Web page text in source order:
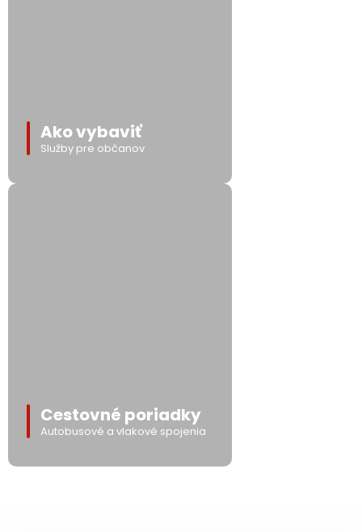
Ako vybaviť
Služby pre občanov
Cestovné poriadky
Autobusové a vlakové spojenia